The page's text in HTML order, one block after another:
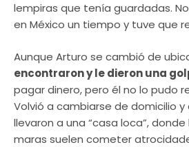
lempiras que tenía guardadas.
en México un tiempo y tuve que
Aunque Arturo se cambió de
encontraron y le dieron una
pagar dinero, pero él no lo pudo
Volvió a cambiarse de domicilio
llevaron a una “casa loca”,
maras suelen cometer